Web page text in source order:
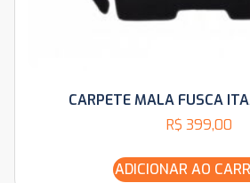
CARPETE MALA FUSCA
R$ 399,00
ADICIONAR AO